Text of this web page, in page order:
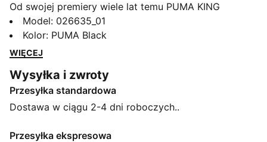
Od swojej premiery wiele lat temu PUMA KING
pozostaje ikoną kultury piłkarskiej. Ta głęboko
zakorzeniona w DNA PUMA kolekcja opierająca się na
dziedzictwie linii KING sięga po kultowe logo KING, by
koszulek, przez odzież wypoczynkową, po stylowe
akcesoria.
CECHY + KORZYŚCI
pochodzącej z recyklingu
Model: 026635_01
Kolor: PUMA Black
WIĘCEJ
Wysyłka i zwroty
Przesyłka standardowa
Dostawa w ciągu 2-4 dni roboczych..
Przesyłka ekspresowa